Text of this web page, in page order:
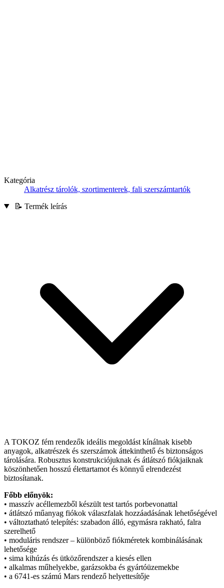
Kategória
Alkatrész tárolók, szortimenterek, fali szerszámtartók
📝 Termék leírás
A TOKOZ fém rendezők ideális megoldást kínálnak kisebb
anyagok, alkatrészek és szerszámok áttekinthető és biztonságos
tárolására. Robusztus konstrukciójuknak és átlátszó fiókjaiknak
köszönhetően hosszú élettartamot és könnyű elrendezést
biztosítanak.
Főbb előnyök:
• masszív acéllemezből készült test tartós porbevonattal
• átlátszó műanyag fiókok válaszfalak hozzáadásának lehetőségével
• változtatható telepítés: szabadon álló, egymásra rakható, falra
szerelhető
• moduláris rendszer – különböző fiókméretek kombinálásának
lehetősége
• sima kihúzás és ütközőrendszer a kiesés ellen
• alkalmas műhelyekbe, garázsokba és gyártóüzemekbe
• a 6741-es számú Mars rendező helyettesítője